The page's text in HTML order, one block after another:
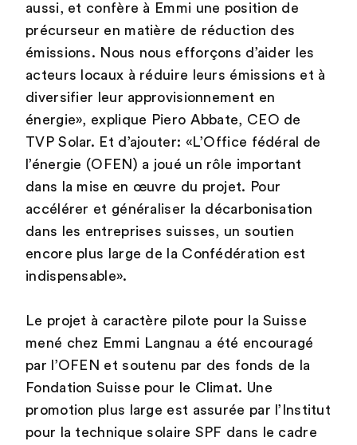
aussi, et confère à Emmi une position de
précurseur en matière de réduction des
émissions. Nous nous efforçons d’aider les
acteurs locaux à réduire leurs émissions et à
diversifier leur approvisionnement en
énergie», explique Piero Abbate, CEO de
TVP Solar. Et d’ajouter: «L’Office fédéral de
l’énergie (OFEN) a joué un rôle important
dans la mise en œuvre du projet. Pour
accélérer et généraliser la décarbonisation
dans les entreprises suisses, un soutien
encore plus large de la Confédération est
indispensable».
Le projet à caractère pilote pour la Suisse
mené chez Emmi Langnau a été encouragé
par l’OFEN et soutenu par des fonds de la
Fondation Suisse pour le Climat. Une
promotion plus large est assurée par l’Institut
pour la technique solaire SPF dans le cadre